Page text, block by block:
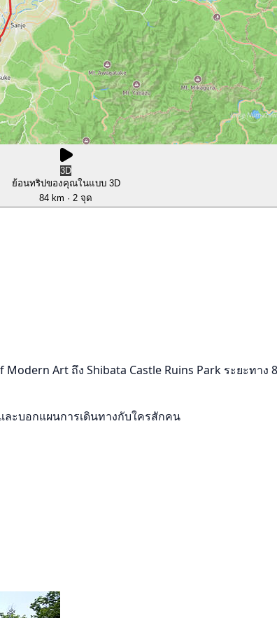
3D
ย้อนทริปของคุณในแบบ 3D
84 km · 2 จุด
Art ถึง Shibata Castle Ruins Park ระยะท
ละบอกแผนการเดินทางกับใครสักคน